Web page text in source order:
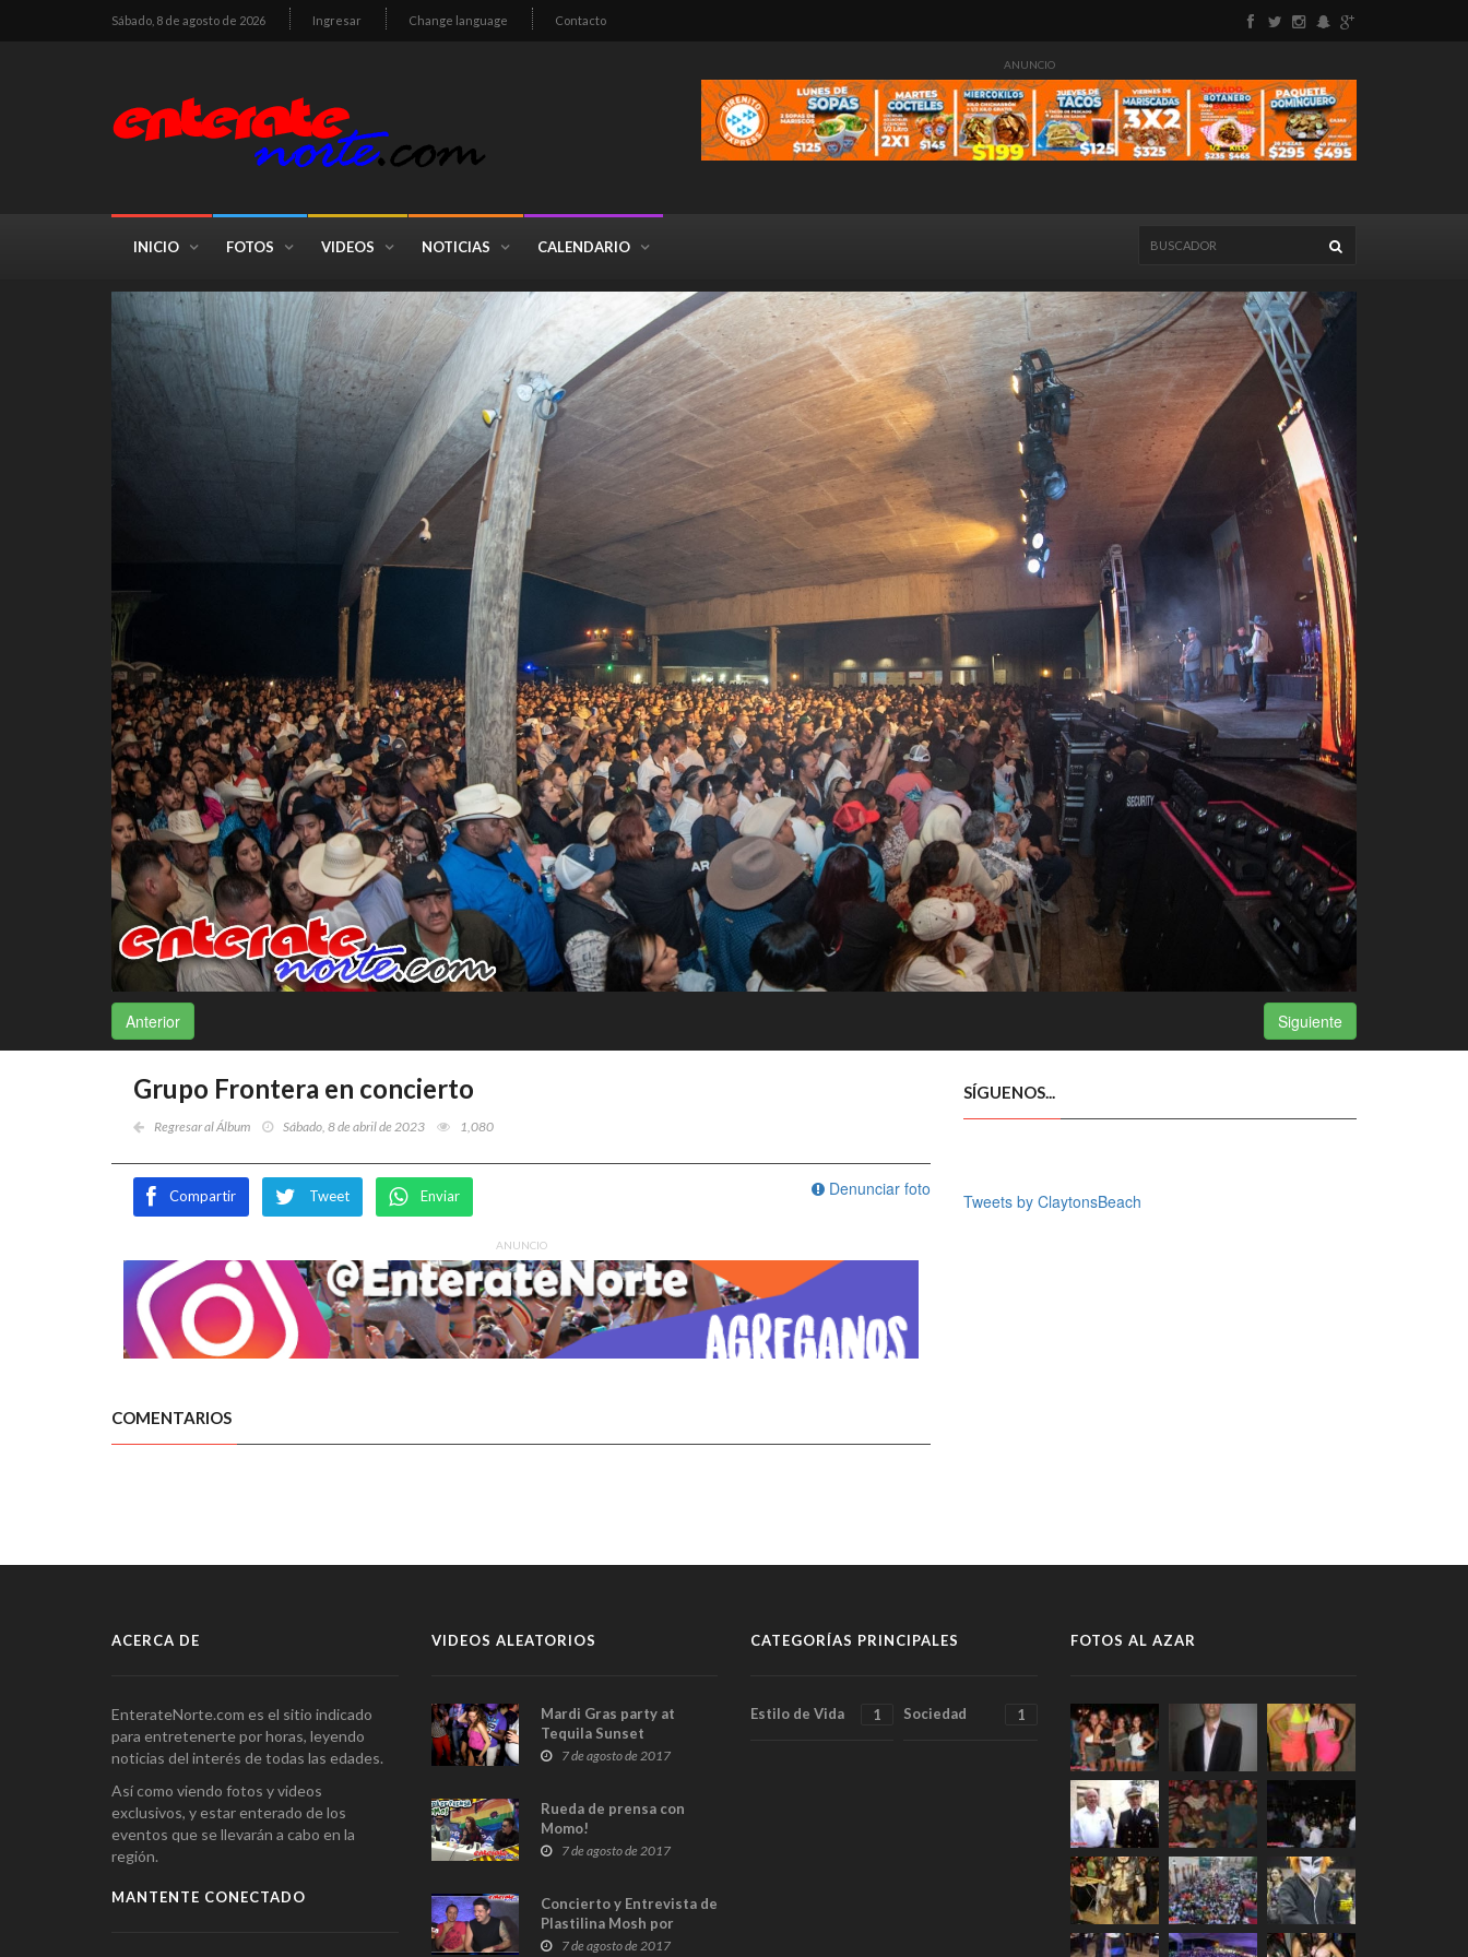
Sábado, 8 de agosto de 2026 Ingresar Change language Contacto
ANUNCIO
INICIO FOTOS VIDEOS NOTICIAS CALENDARIO
Anterior Siguiente
Grupo Frontera en concierto
Regresar al Álbum Sábado, 8 de abril de 2023 1,080
Denunciar foto
Compartir Tweet Enviar
ANUNCIO
COMENTARIOS
SÍGUENOS...
Tweets by ClaytonsBeach
ACERCA DE
EnterateNorte.com es el sitio indicado
para entretenerte por horas, leyendo
noticias del interés de todas las edades.
Así como viendo fotos y videos
exclusivos, y estar enterado de los
eventos que se llevarán a cabo en la
región.
MANTENTE CONECTADO
VIDEOS ALEATORIOS
Mardi Gras party at
Tequila Sunset
7 de agosto de 2017
Rueda de prensa con
Momo!
7 de agosto de 2017
Concierto y Entrevista de
Plastilina Mosh por
EnterateNorte
7 de agosto de 2017
CATEGORÍAS PRINCIPALES
Estilo de Vida 1 Sociedad 1
FOTOS AL AZAR